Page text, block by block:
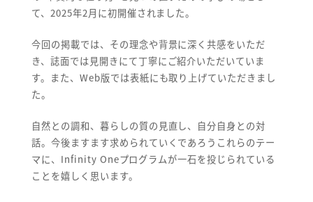
て、2025年2月に初開催されました。
今回の掲載では、その理念や背景に深く共感をいただ
き、誌面では見開きにて丁寧にご紹介いただいていま
す。また、Web版では表紙にも取り上げていただきまし
た。
自然との調和、暮らしの質の見直し、自分自身との対
話。今後ますます求められていくであろうこれらのテー
マに、 Infinity Oneプログラム が一石を投じられている
ことを嬉しく思います。